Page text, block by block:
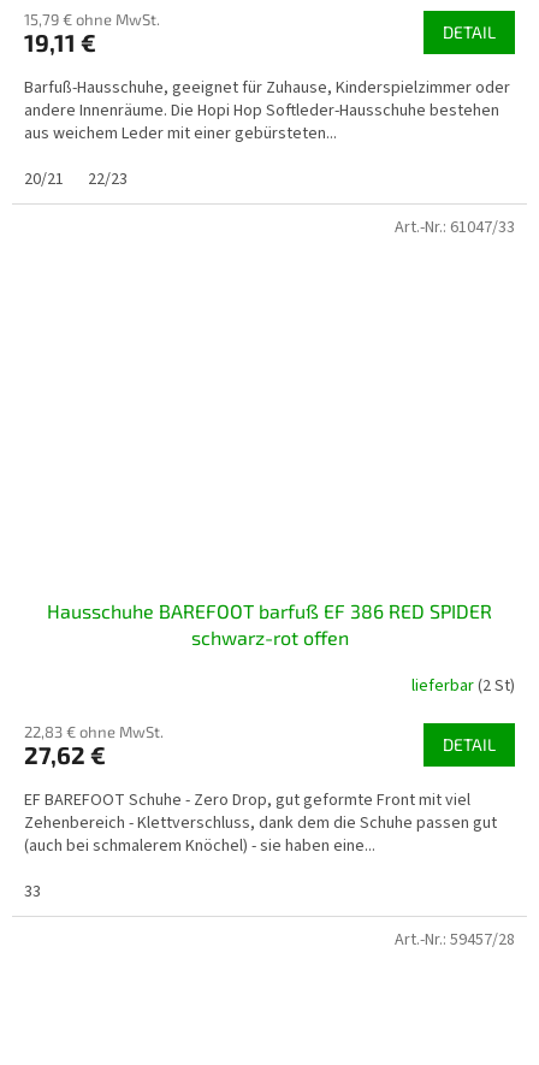
15,79 € ohne MwSt.
19,11 € DETAIL
Barfuß-Hausschuhe, geeignet für Zuhause, Kinderspielzimmer oder
andere Innenräume. Die Hopi Hop Softleder-Hausschuhe bestehen
aus weichem Leder mit einer gebürsteten...
20/21
22/23
Hausschuhe BAREFOOT barfuß EF 386 RED SPIDER
schwarz-rot offen
lieferbar(2 St)
22,83 € ohne MwSt.
27,62 € DETAIL
EF BAREFOOT Schuhe - Zero Drop, gut geformte Front mit viel
Zehenbereich - Klettverschluss, dank dem die Schuhe passen gut
(auch bei schmalerem Knöchel) - sie haben eine...
33
Art.-Nr.: 61047/33
Art.-Nr.: 59457/28